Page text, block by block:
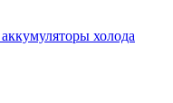
холода